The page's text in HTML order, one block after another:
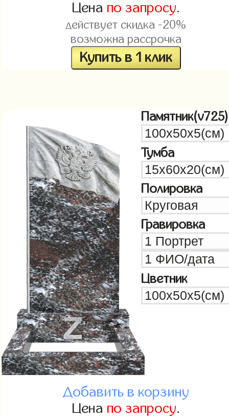
Цена по запросу.
действует скидка -20%
возможна рассрочка
Купить в 1 клик
Памятник(v725)
Тумба
Полировка
Гравировка
Цветник
Добавить в корзину
Цена по запросу.